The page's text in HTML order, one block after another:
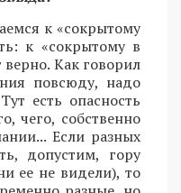
к «сокрытому
к «сокрытому в
Как говорил
повсюду, надо
есть опасность
чего, собственно
Если разных
допустим, гору
ее не видели), то